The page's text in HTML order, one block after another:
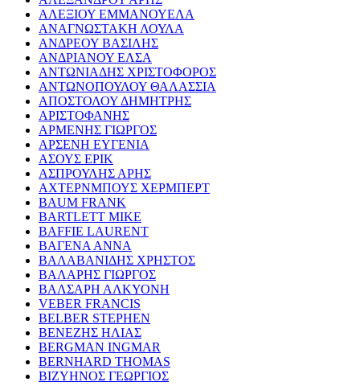
ΑΛΕΞΙΟΥ ΕΜΜΑΝΟΥΕΛΑ
ΑΝΑΓΝΩΣΤΑΚΗ ΛΟΥΛΑ
ΑΝΔΡΕΟΥ ΒΑΣΙΛΗΣ
ΑΝΔΡΙΑΝΟΥ ΕΛΣΑ
ΑΝΤΩΝΙΑΔΗΣ ΧΡΙΣΤΟΦΟΡΟΣ
ΑΝΤΩΝΟΠΟΥΛΟΥ ΘΑΛΑΣΣΙΑ
ΑΠΟΣΤΟΛΟΥ ΔΗΜΗΤΡΗΣ
ΑΡΙΣΤΟΦΑΝΗΣ
ΑΡΜΕΝΗΣ ΓΙΩΡΓΟΣ
ΑΡΣΕΝΗ ΕΥΓΕΝΙΑ
ΑΣΟΥΣ ΕΡΙΚ
ΑΣΠΡΟΥΛΗΣ ΑΡΗΣ
ΑΧΤΕΡΝΜΠΟΥΣ ΧΕΡΜΠΕΡΤ
BAUM FRANK
BARTLETT MIKE
BAFFIE LAURENT
ΒΑΓΕΝΑ ΑΝΝΑ
ΒΑΛΑΒΑΝΙΔΗΣ ΧΡΗΣΤΟΣ
ΒΑΛΑΡΗΣ ΓΙΩΡΓΟΣ
ΒΑΛΣΑΡΗ ΑΛΚΥΟΝΗ
VEBER FRANCIS
BELBER STEPHEN
ΒΕΝΕΖΗΣ ΗΛΙΑΣ
BERGMAN INGMAR
BERNHARD THOMAS
ΒΙΖΥΗΝΟΣ ΓΕΩΡΓΙΟΣ